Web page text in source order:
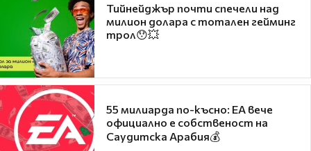
Тийнейджър почти спечели над
милион долара с тотален гейминг
трол😯💥
55 милиарда по-късно: EA вече
официално е собственост на
Саудитска Арабия💰